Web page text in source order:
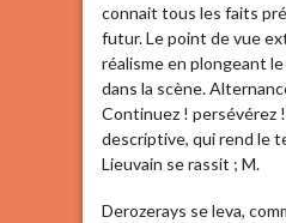
connait tous les faits
futur. Le point de vue
réalisme en plongeant
dans la scène.
Continuez ! persévérez
descriptive, qui rend le
Lieuvain se rassit ; M.
Derozerays se leva,